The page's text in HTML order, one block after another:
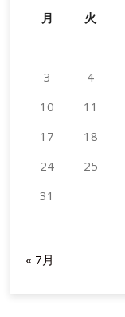
月 火
3
4
10
11
17
18
24
25
31
« 7月